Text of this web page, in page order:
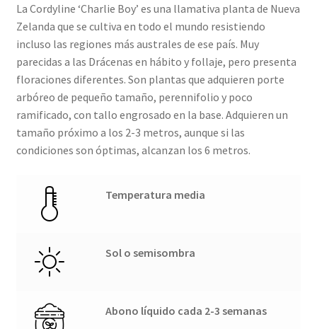
La Cordyline ‘Charlie Boy’ es una llamativa planta de Nueva
Zelanda que se cultiva en todo el mundo resistiendo
incluso las regiones más australes de ese país. Muy
parecidas a las Drácenas en hábito y follaje, pero presenta
floraciones diferentes. Son plantas que adquieren porte
arbóreo de pequeño tamaño, perennifolio y poco
ramificado, con tallo engrosado en la base. Adquieren un
tamaño próximo a los 2-3 metros, aunque si las
condiciones son óptimas, alcanzan los 6 metros.
Temperatura media
Sol o semisombra
Abono líquido cada 2-3 semanas